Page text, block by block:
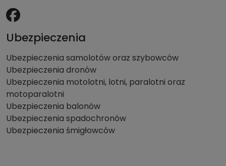
Ubezpieczenia
Ubezpieczenia samolotów oraz szybowców
Ubezpieczenia dronów
Ubezpieczenia motolotni, lotni, paralotni oraz
motoparalotni
Ubezpieczenia balonów
Ubezpieczenia spadochronów
Ubezpieczenia śmigłowców